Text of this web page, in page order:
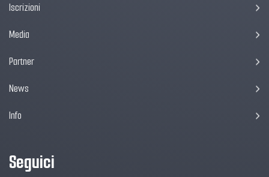
Iscrizioni
Media
Partner
News
Info
Seguici